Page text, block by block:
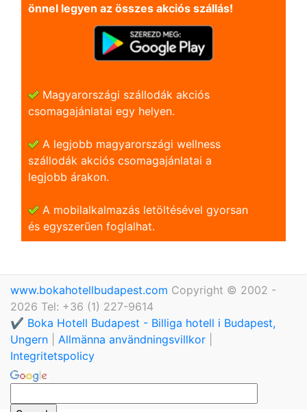
önnel legyen az összes akciós szállás!
Magyarországi szállodák akciós
csomagajánlatai egy helyen.
A legjobb magyarországi wellness
szállodák akciós csomagajánlatai a
legjobb árakon.
A mobilalkalmazás letöltésével gyorsan
és egyszerũen foglalhat.
www.bokahotellbudapest.com Copyright © 2002 -
2026 Tel: +36 (1) 227-9614
✔️ Boka Hotell Budapest - Billiga hotell i Budapest,
Ungern
Allmänna användningsvillkor
Integritetspolicy